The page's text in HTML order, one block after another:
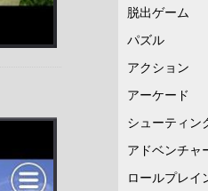
脱出ゲーム
パズル
アクション
アーケード
シューティン
アドベンチャ
ロールプレイ